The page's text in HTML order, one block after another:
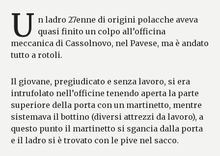
U n ladro 27enne di origini polacche aveva
quasi finito un colpo all’officina
meccanica di Cassolnovo, nel Pavese, ma è andato
tutto a rotoli.
Il giovane, pregiudicato e senza lavoro, si era
intrufolato nell’officine tenendo aperta la parte
superiore della porta con un martinetto, mentre
sistemava il bottino (diversi attrezzi da lavoro), a
questo punto il martinetto si sgancia dalla porta
e il ladro si è trovato con le pive nel sacco.